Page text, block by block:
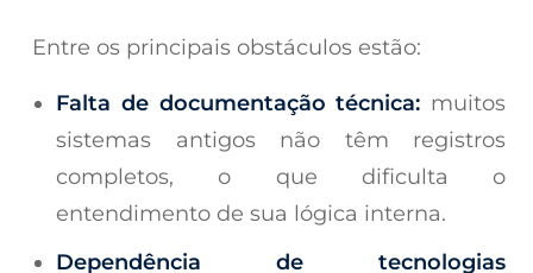
Entre os principais obstáculos estão:
Falta de documentação técnica: muitos
sistemas antigos não têm registros
completos, o que dificulta o
entendimento de sua lógica interna.
Dependência de tecnologias